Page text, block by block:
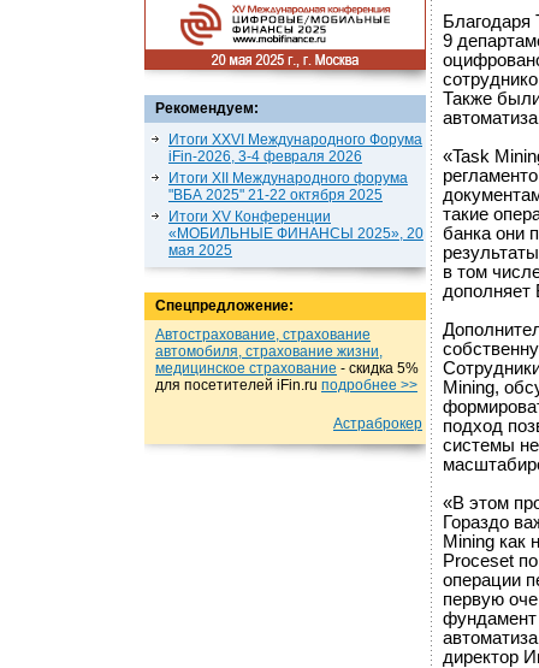
Рекомендуем:
Итоги XXVI Международного Форума
iFin-2026, 3-4 февраля 2026
Итоги XII Международного форума
"ВБА 2025" 21-22 октября 2025
Итоги XV Конференции
«МОБИЛЬНЫЕ ФИНАНСЫ 2025», 20
мая 2025
Спецпредложение:
Автострахование, страхование
автомобиля, страхование жизни,
медицинское страхование - cкидка 5%
для посетителей iFin.ru подробнеe >>
Астраброкер
Благодаря
9
Также
«Task
такие
банка они
в том
дополняет
Mining,
подход
системы
«В этом
Гораздо
Mining как
Proceset
операции
первую
директор